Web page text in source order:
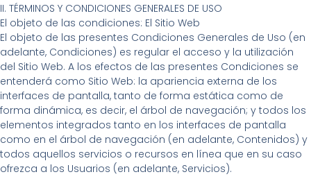
II. TÉRMINOS Y CONDICIONES GENERALES DE USO
El objeto de las condiciones: El Sitio Web
El objeto de las presentes Condiciones Generales de Uso (en
adelante, Condiciones) es regular el acceso y la utilización
del Sitio Web. A los efectos de las presentes Condiciones se
entenderá como Sitio Web: la apariencia externa de los
interfaces de pantalla, tanto de forma estática como de
forma dinámica, es decir, el árbol de navegación; y todos los
elementos integrados tanto en los interfaces de pantalla
como en el árbol de navegación (en adelante, Contenidos) y
todos aquellos servicios o recursos en línea que en su caso
ofrezca a los Usuarios (en adelante, Servicios).